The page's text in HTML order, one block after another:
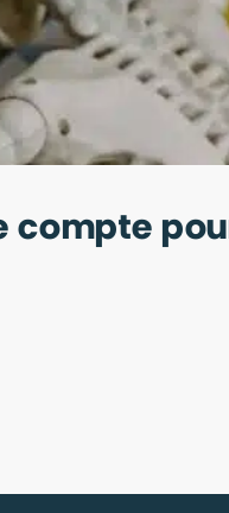
compte